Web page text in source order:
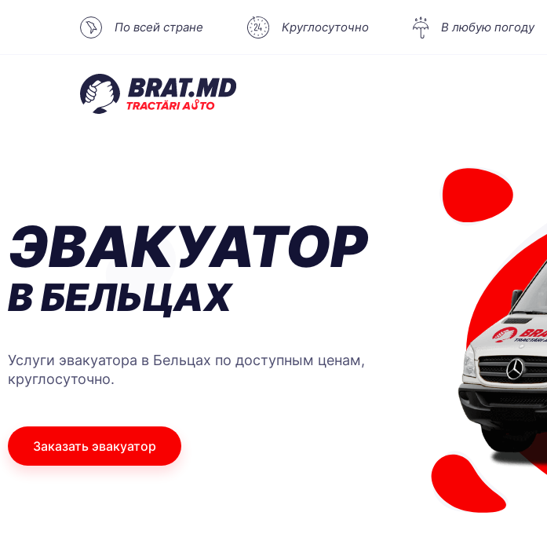
По всей стране Круглосуточно В любую погоду
ЭВАКУАТОР
В БЕЛЬЦАХ
Услуги эвакуатора в Бельцах по доступным ценам,
круглосуточно.
Заказать эвакуатор